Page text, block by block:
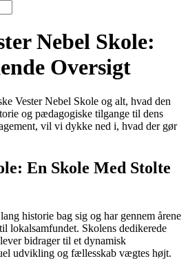
Nebel Skole:
Oversigt
Vester Nebel Skole og alt, hvad den
og pædagogiske tilgange til dens
vil vi dykke ned i, hvad der gør
En Skole Med Stolte
historie bag sig og har gennem årene
lokalsamfundet. Skolens dedikerede
bidrager til et dynamisk
udvikling og fællesskab vægtes højt.